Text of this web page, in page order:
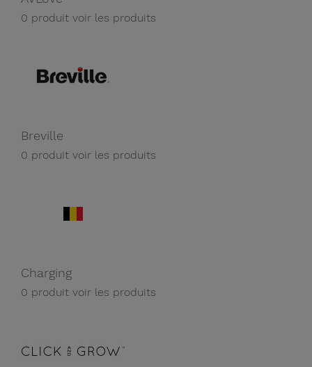
0 produit voir les produits
Breville
0 produit voir les produits
Charging
0 produit voir les produits